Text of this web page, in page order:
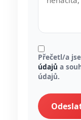
Přečetl/a
údajů a
údajů.